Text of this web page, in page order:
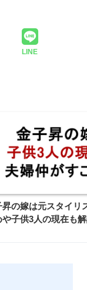
LINE
昇の嫁は元スタイリ
や子供3人の現在も